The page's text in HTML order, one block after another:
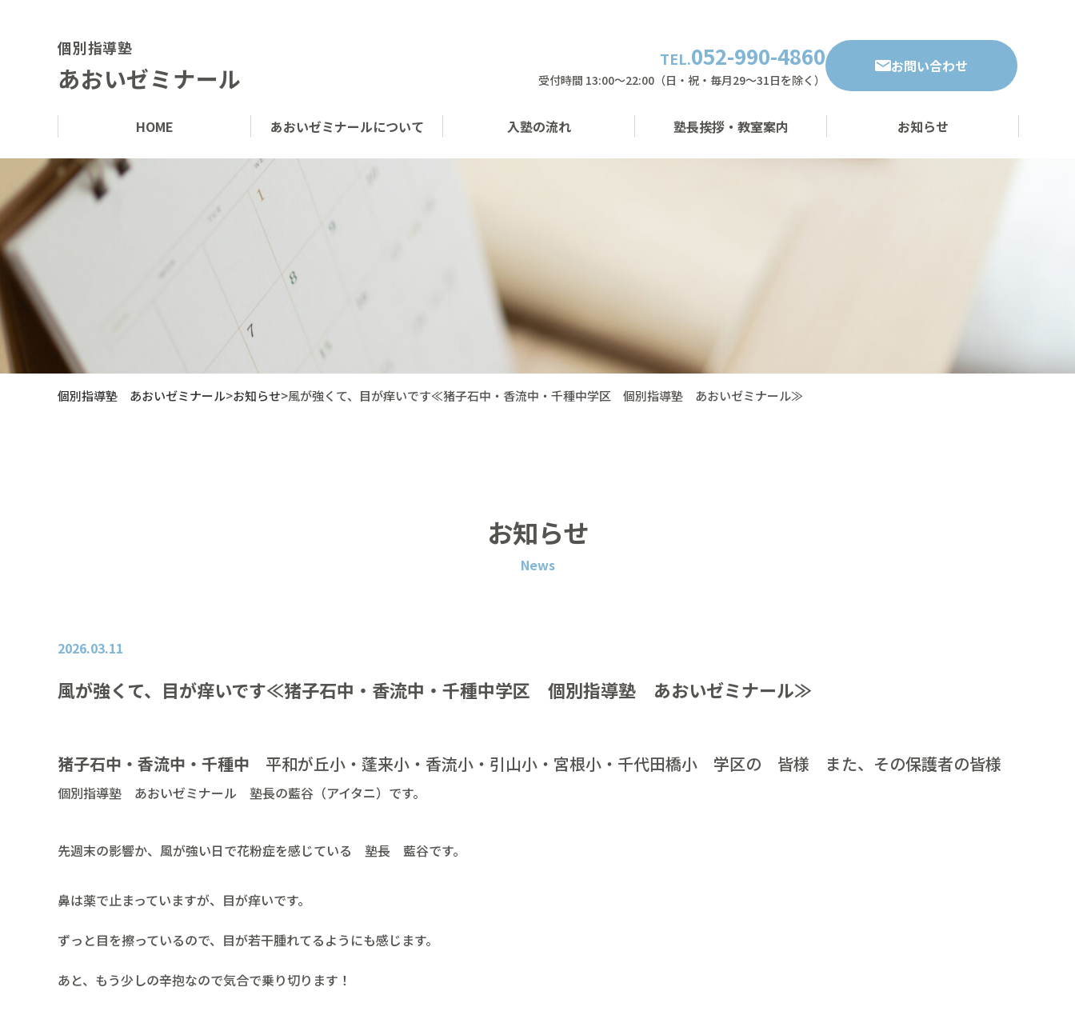
個別指導塾
あおいゼミナール
TEL.052-990-4860
受付時間 13:00〜22:00（日・祝・毎月29～31日を除く）
お問い合わせ
HOME あおいゼミナールについて 入塾の流れ 塾長挨拶・教室案内 お知らせ
個別指導塾 あおいゼミナール>お知らせ>風が強くて、目が痒いです≪猪子石中・香流中・千種中学区 個別指導塾 あおいゼミナール≫
お知らせ
News
2026.03.11
風が強くて、目が痒いです≪猪子石中・香流中・千種中学区 個別指導塾 あおいゼミナール≫
猪子石中・香流中・千種中 平和が丘小・蓬来小・香流小・引山小・宮根小・千代田橋小 学区の 皆様 また、その保護者の皆様
個別指導塾 あおいゼミナール 塾長の藍谷（アイタニ）です。
先週末の影響か、風が強い日で花粉症を感じている 塾長 藍谷です。
鼻は薬で止まっていますが、目が痒いです。
ずっと目を擦っているので、目が若干腫れてるようにも感じます。
あと、もう少しの辛抱なので気合で乗り切ります！